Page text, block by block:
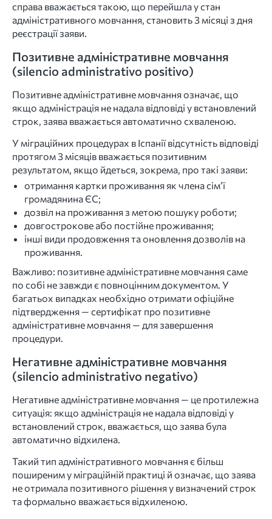
справа вважається такою, що перейшла у стан
адміністративного мовчання, становить 3 місяці з дня
реєстрації заяви.
Позитивне адміністративне мовчання
(silencio administrativo positivo)
Позитивне адміністративне мовчання означає, що
якщо адміністрація не надала відповіді у встановлений
строк, заява вважається автоматично схваленою.
У міграційних процедурах в Іспанії відсутність відповіді
протягом 3 місяців вважається позитивним
результатом, якщо йдеться, зокрема, про такі заяви:
отримання картки проживання як члена сім’ї
громадянина ЄС;
дозвіл на проживання з метою пошуку роботи;
довгострокове або постійне проживання;
інші види продовження та оновлення дозволів на
проживання.
Важливо: позитивне адміністративне мовчання саме
по собі не завжди є повноцінним документом. У
багатьох випадках необхідно отримати офіційне
підтвердження — сертифікат про позитивне
адміністративне мовчання — для завершення
процедури.
Негативне адміністративне мовчання
(silencio administrativo negativo)
Негативне адміністративне мовчання — це протилежна
ситуація: якщо адміністрація не надала відповіді у
встановлений строк, вважається, що заява була
автоматично відхилена.
Такий тип адміністративного мовчання є більш
поширеним у міграційній практиці й означає, що заява
не отримала позитивного рішення у визначений строк
та формально вважається відхиленою.